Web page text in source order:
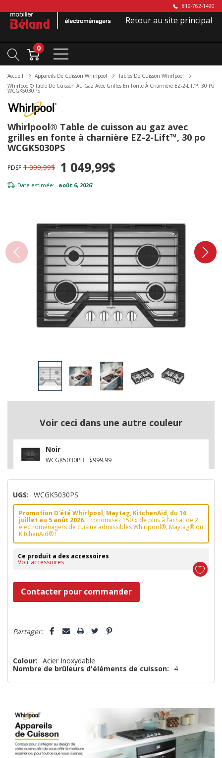
819-762-1490
Retour au site principal
0
Accueil Appareils De Cuisson Whirlpool
Tables De Cuisson Whirlpool
Whirlpool® Table De Cuisson Au Gaz Avec Grilles En Fonte À Charnière EZ-2-Lift™, 30 Po
WCGK5030PS
Whirlpool® Table de cuisson au gaz avec
grilles en fonte à charnière EZ-2-Lift™, 30 po
WCGK5030PS
PDSF 1 099,99$ 1 049,99$
Date estimée: août 6, 2026*
Voir ceci dans une autre couleur
Noir
WCGK5030PB $999.99
UGS: WCGK5030PS
Promotion D'été Whirlpool, Maytag, KitchenAid, du 16
juillet au 5 août 2026. Économisez 150 $ de plus à l’achat de 2
électroménagers de cuisine admissibles Whirlpool®, Maytag® ou
KitchenAid® !
Ce produit a des accessoires
Voir accessoires
Dépêchez-
vous!
n’en
plus
que
Contacter pour commander
Partager:
Colour: Acier Inoxydable
Nombre de brûleurs d'éléments de cuisson:
4